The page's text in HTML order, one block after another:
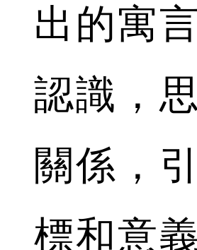
出的寓
認識，
關係，
標和意